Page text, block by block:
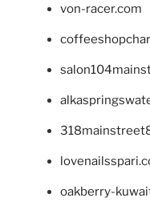
von-racer.com
oakberry-